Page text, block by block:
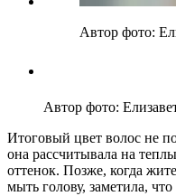
Автор фото:
Автор фото:
Итоговый цвет волос не
она рассчитывала на
оттенок. Позже, когда
мыть голову, заметила,